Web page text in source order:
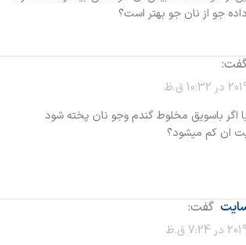
جو از نان جو بهتر است؟
ق.ظ
اگر باسویق مخلوط گندم وجو نان پخته شود
ان کم میشود؟
گفت:
ق.ظ